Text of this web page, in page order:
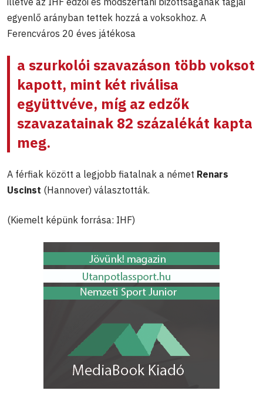
egyenlő arányban tettek hozzá a voksokhoz. A
Ferencváros 20 éves játékosa
a szurkolói szavazáson több voksot
kapott, mint két riválisa
együttvéve, míg az edzők
szavazatainak 82 százalékát kapta
meg.
A férfiak között a legjobb fiatalnak a német Renars
Uscinst (Hannover) választották.
(Kiemelt képünk forrása: IHF)